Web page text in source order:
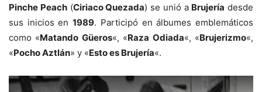
Pinche Peach(Ciriaco Quezada) se unió a Brujería desde
sus inicios en1989. Participó en álbumes emblemáticos
como «Matando Güeros«, «Raza Odiada«, «Brujerizmo«,
«Pocho Aztlán» y «Esto es Brujería«.